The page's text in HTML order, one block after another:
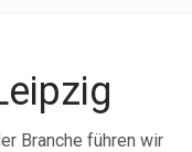
Branche führen wir